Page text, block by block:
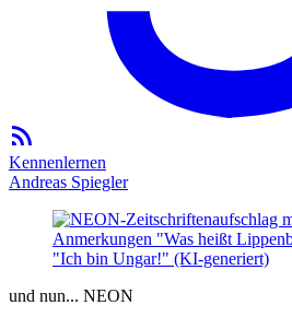
Kennenlernen
Andreas Spiegler
und nun... NEON